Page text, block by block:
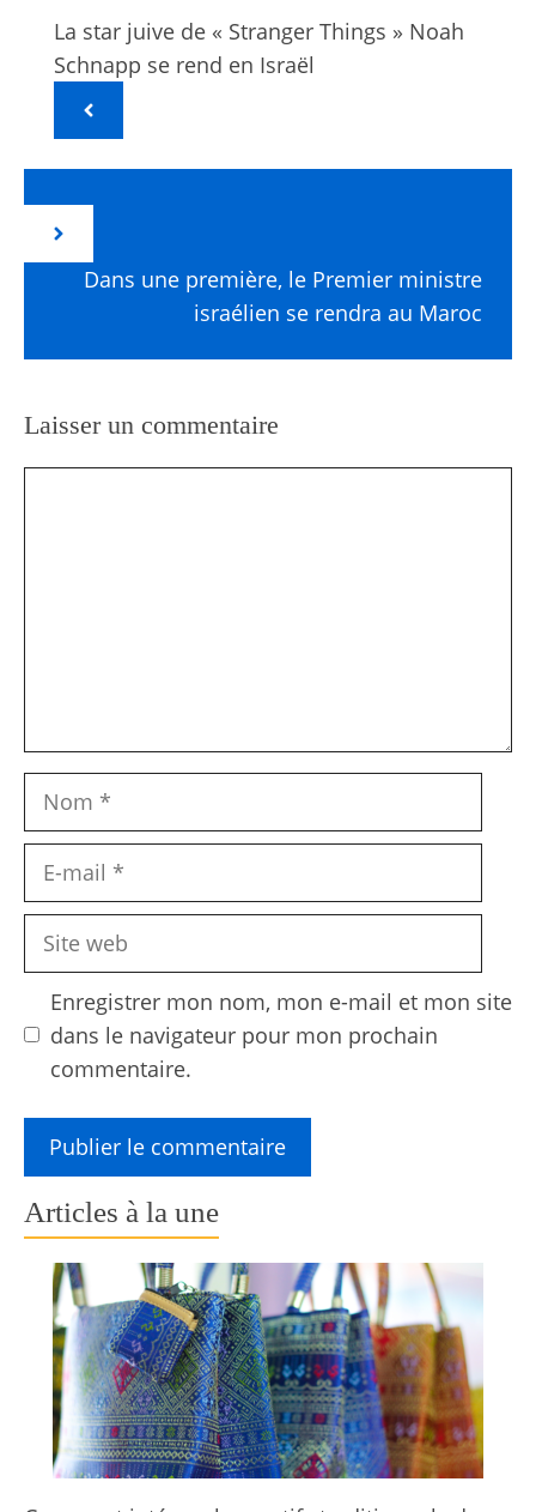
La star juive de « Stranger Things » Noah
Schnapp se rend en Israël
Dans une première, le Premier ministre
israélien se rendra au Maroc
Laisser un commentaire
Nom
Site
Enregistrer mon nom, mon e-mail et mon site
dans le navigateur pour mon prochain
commentaire.
Articles à la une